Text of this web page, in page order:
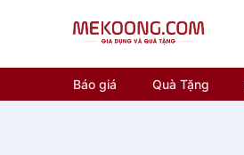
Báo giá Quà Tặng